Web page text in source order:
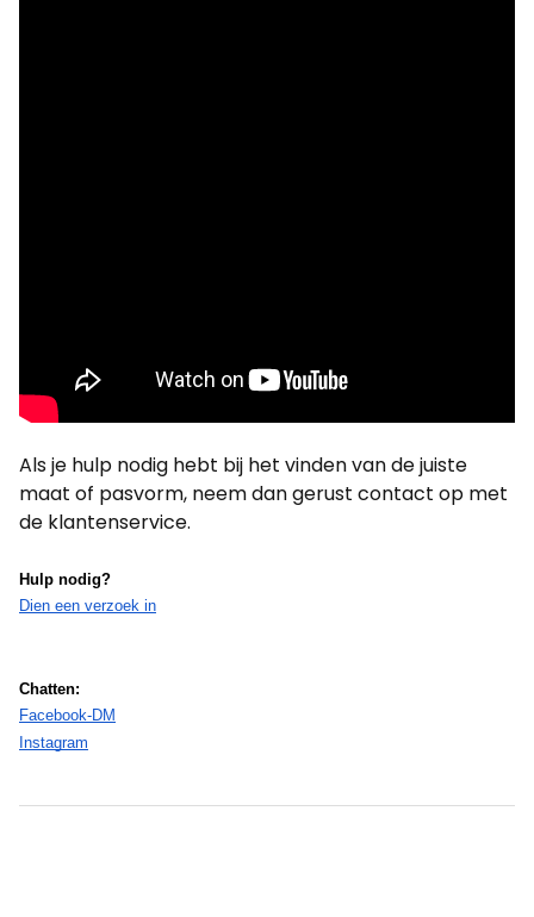
Als je hulp nodig hebt bij het vinden van de juiste
maat of pasvorm, neem dan gerust contact op met
de klantenservice.
Hulp nodig?
Dien een verzoek in
Chatten:
Facebook-DM
Instagram